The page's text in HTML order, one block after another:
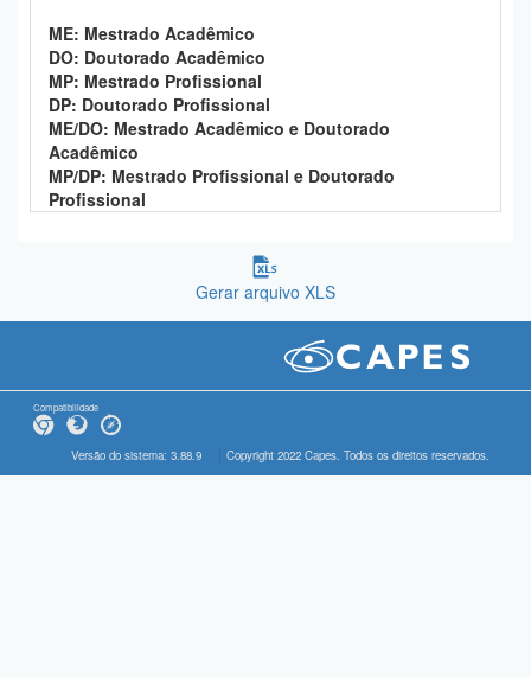
ME: Mestrado Acadêmico
DO: Doutorado Acadêmico
MP: Mestrado Profissional
DP: Doutorado Profissional
ME/DO: Mestrado Acadêmico e Doutorado
Acadêmico
MP/DP: Mestrado Profissional e Doutorado
Profissional
Gerar arquivo XLS
Compatibilidade
Versão do sistema: 3.88.9 Copyright 2022 Capes. Todos os direitos reservados.